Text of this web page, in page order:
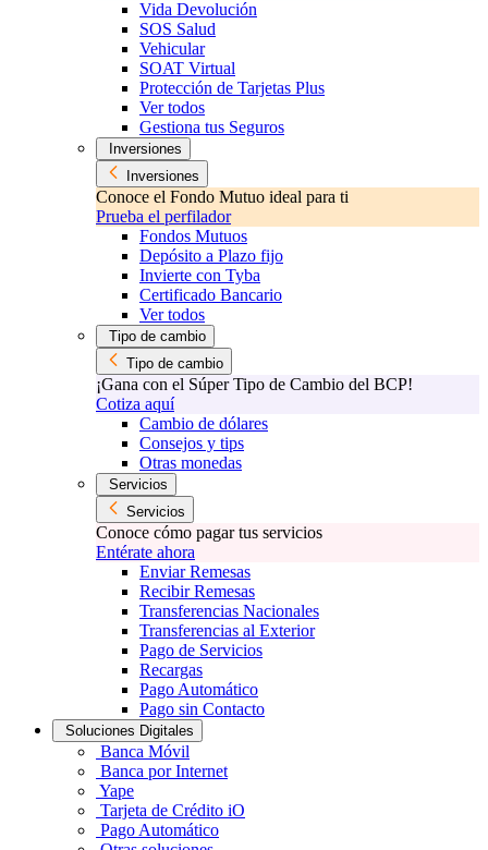
Vida Devolución
SOS Salud
Vehicular
SOAT Virtual
Protección de Tarjetas Plus
Ver todos
Gestiona tus Seguros
Inversiones
Inversiones
Conoce el Fondo Mutuo ideal para ti
Prueba el perfilador
Fondos Mutuos
Depósito a Plazo fijo
Invierte con Tyba
Certificado Bancario
Ver todos
Tipo de cambio
Tipo de cambio
¡Gana con el Súper Tipo de Cambio del BCP!
Cotiza aquí
Cambio de dólares
Consejos y tips
Otras monedas
Servicios
Servicios
Conoce cómo pagar tus servicios
Entérate ahora
Enviar Remesas
Recibir Remesas
Transferencias Nacionales
Transferencias al Exterior
Pago de Servicios
Recargas
Pago Automático
Pago sin Contacto
Soluciones Digitales
Banca Móvil
Banca por Internet
Yape
Tarjeta de Crédito iO
Pago Automático